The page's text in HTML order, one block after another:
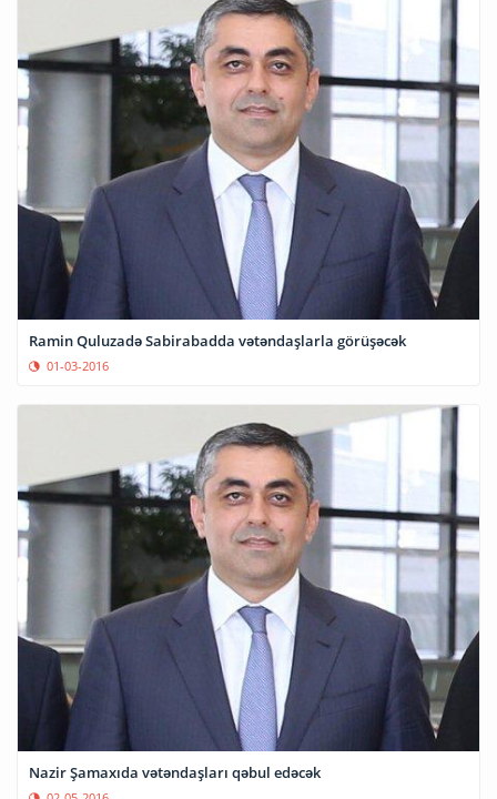
Ramin Quluzadə Sabirabadda vətəndaşlarla görüşəcək
01-03-2016
Nazir Şamaxıda vətəndaşları qəbul edəcək